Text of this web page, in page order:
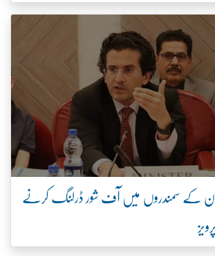
کے سمندروں میں آف شور ڈرلنگ کرنے